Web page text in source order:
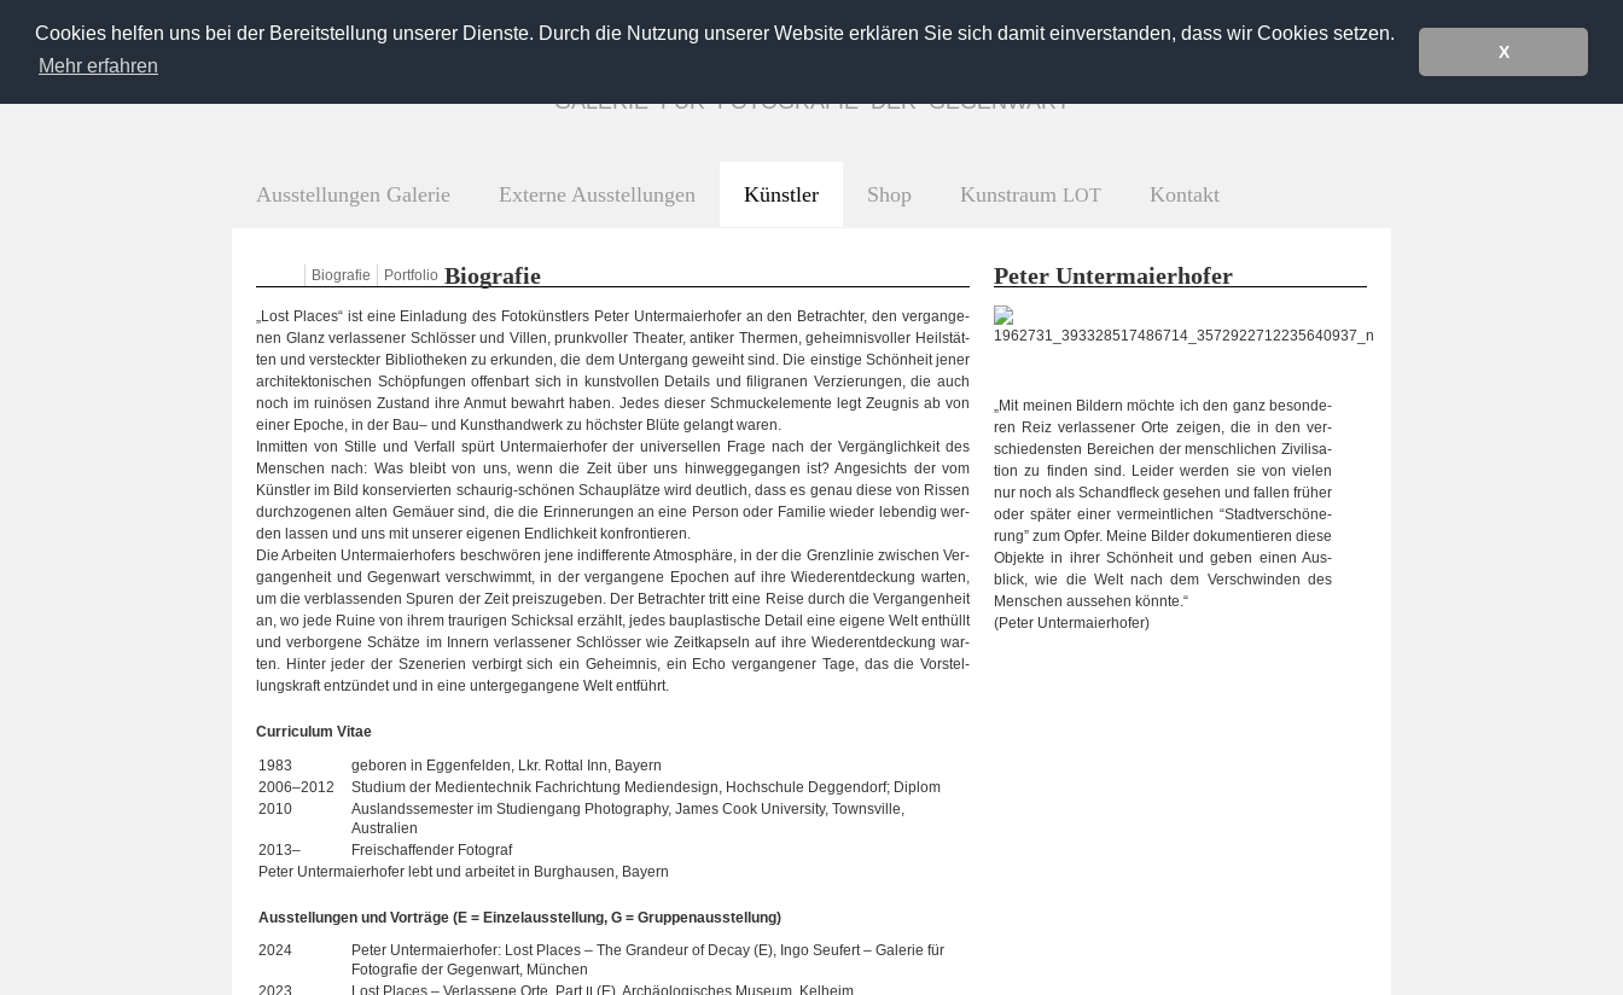
Cookies helfen uns bei der Bereitstellung unserer Dienste. Durch die Nutzung unserer Website erklären Sie sich damit einverstanden, dass wir Cookies setzen.
Mehr erfahren
X
GALLERY FOR CONTEMPORARY PHOTOGRAPHY
GALERIE FÜR FOTOGRAFIE DER GEGENWART
Ausstellungen Galerie Externe Ausstellungen Künstler Shop Kunstraum LOT Kontakt
Bio­gra­fie Port­fo­lio Bio­gra­fie
„Lost Pla­ces“ ist eine Ein­la­dung des Foto­künst­lers Peter Unter­mai­er­ho­fer an den Betrach­ter, den ver­gan­ge­
nen Glanz ver­las­se­ner Schlös­ser und Vil­len, prunk­vol­ler Thea­ter, anti­ker Ther­men, geheim­nis­vol­ler Heil­stät­
ten und ver­steck­ter Biblio­the­ken zu erkun­den, die dem Unter­gang geweiht sind. Die eins­tige Schön­heit jener
archi­tek­to­ni­schen Schöp­fun­gen offen­bart sich in kunst­vol­len Details und fili­gra­nen Ver­zie­run­gen, die auch
noch im rui­nö­sen Zustand ihre Anmut bewahrt haben. Jedes die­ser Schmu­ck­ele­mente legt Zeug­nis ab von
einer Epo­che, in der Bau– und Kunst­hand­werk zu höchs­ter Blüte gelangt waren.
Inmit­ten von Stille und Ver­fall spürt Unter­mai­er­ho­fer der uni­ver­sel­len Frage nach der Ver­gäng­lich­keit des
Men­schen nach: Was bleibt von uns, wenn die Zeit über uns hin­weg­ge­gan­gen ist? Ange­sichts der vom
Künst­ler im Bild kon­ser­vier­ten schaurig-schönen Schau­plätze wird deut­lich, dass es genau diese von Ris­sen
durch­zo­ge­nen alten Gemäuer sind, die die Erin­ne­run­gen an eine Per­son oder Fami­lie wie­der leben­dig wer­
den las­sen und uns mit unse­rer eige­nen End­lich­keit kon­fron­tie­ren.
Die Arbei­ten Unter­mai­er­ho­fers beschwö­ren jene indif­fe­rente Atmo­sphäre, in der die Grenz­li­nie zwi­schen Ver­
gan­gen­heit und Gegen­wart ver­schwimmt, in der ver­gan­gene Epo­chen auf ihre Wie­der­ent­de­ckung war­ten,
um die ver­blas­sen­den Spu­ren der Zeit preis­zu­ge­ben. Der Betrach­ter tritt eine Reise durch die Ver­gan­gen­heit
an, wo jede Ruine von ihrem trau­ri­gen Schick­sal erzählt, jedes bau­plas­ti­sche Detail eine eigene Welt ent­hüllt
und ver­bor­gene Schätze im Innern ver­las­se­ner Schlös­ser wie Zeit­kap­seln auf ihre Wie­der­ent­de­ckung war­
ten. Hin­ter jeder der Sze­ne­rien ver­birgt sich ein Geheim­nis, ein Echo ver­gan­ge­ner Tage, das die Vor­stel­
lungs­kraft ent­zün­det und in eine unter­ge­gan­gene Welt entführt.
Cur­ri­cu­lum Vitae
1983
gebo­ren in Eggen­fel­den, Lkr. Rot­tal Inn, Bayern
2006–2012
Stu­dium der Medi­en­tech­nik Fach­rich­tung Medi­en­de­sign, Hoch­schule Deg­gen­dorf; Diplom
2010
Aus­lands­se­mes­ter im Stu­di­en­gang Pho­to­gra­phy, James Cook Uni­ver­sity, Towns­ville,
Australien
2013–
Frei­schaf­fen­der Fotograf
Peter Unter­mai­er­ho­fer lebt und arbei­tet in Burg­hau­sen, Bayern
Aus­stel­lun­gen und Vor­träge (E = Ein­zel­aus­stel­lung, G = Gruppenausstellung)
2024
Peter Unter­mai­er­ho­fer: Lost Pla­ces – The Gran­deur of Decay (E), Ingo Seu­fert – Gale­rie für
Foto­gra­fie der Gegen­wart, München
2023
Lost Pla­ces – Ver­las­sene Orte, Part II (E), Archäo­lo­gi­sches Museum, Kelheim
Peter Unter­mai­er­ho­fer
„Mit mei­nen Bil­dern möchte ich den ganz beson­de­
ren Reiz ver­las­se­ner Orte zei­gen, die in den ver­
schie­dens­ten Berei­chen der mensch­li­chen Zivi­li­sa­
tion zu fin­den sind. Lei­der wer­den sie von vie­len
nur noch als Schand­fleck gese­hen und fal­len frü­her
oder spä­ter einer ver­meint­li­chen “Stadt­ver­schö­ne­
rung” zum Opfer. Meine Bil­der doku­men­tie­ren diese
Objekte in ihrer Schön­heit und geben einen Aus­
blick, wie die Welt nach dem Ver­schwin­den des
Men­schen aus­se­hen könnte.“
(Peter Untermaierhofer)